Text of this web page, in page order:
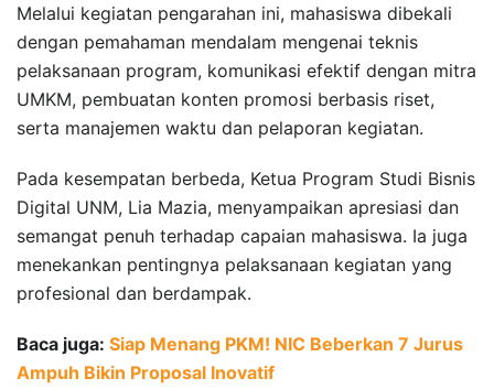
Melalui kegiatan pengarahan ini, mahasiswa dibekali
dengan pemahaman mendalam mengenai teknis
pelaksanaan program, komunikasi efektif dengan mitra
UMKM, pembuatan konten promosi berbasis riset,
serta manajemen waktu dan pelaporan kegiatan.
Pada kesempatan berbeda, Ketua Program Studi Bisnis
Digital UNM, Lia Mazia, menyampaikan apresiasi dan
semangat penuh terhadap capaian mahasiswa. Ia juga
menekankan pentingnya pelaksanaan kegiatan yang
profesional dan berdampak.
Baca juga: Siap Menang PKM! NIC Beberkan 7 Jurus
Ampuh Bikin Proposal Inovatif